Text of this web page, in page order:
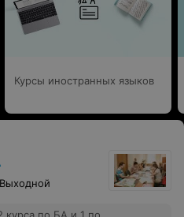
Курсы иностранных языков
Выходной